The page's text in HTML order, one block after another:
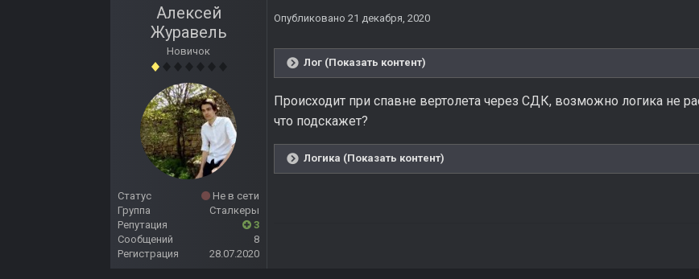
Алексей
Журавель
Новичок
Статус
Не в сети
Группа
Сталкеры
Репутация
3
Сообщений
8
Регистрация
28.07.2020
Опубликовано 21 декабря, 2020
Лог (Показать контент)
Происходит при спавне вертолета через СДК, возможно логика не
что подскажет?
Логика (Показать контент)